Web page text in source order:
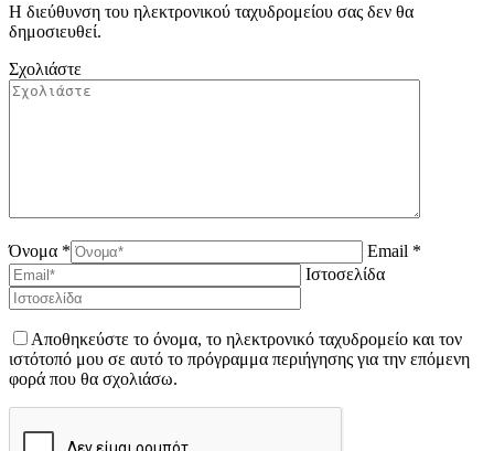
Η διεύθυνση του ηλεκτρονικού ταχυδρομείου σας δεν θα
δημοσιευθεί.
Σχολιάστε
Όνομα *
Email *
Ιστοσελίδα
Αποθηκεύστε το όνομα, το ηλεκτρονικό ταχυδρομείο και τον
ιστότοπό μου σε αυτό το πρόγραμμα περιήγησης για την επόμενη
φορά που θα σχολιάσω.